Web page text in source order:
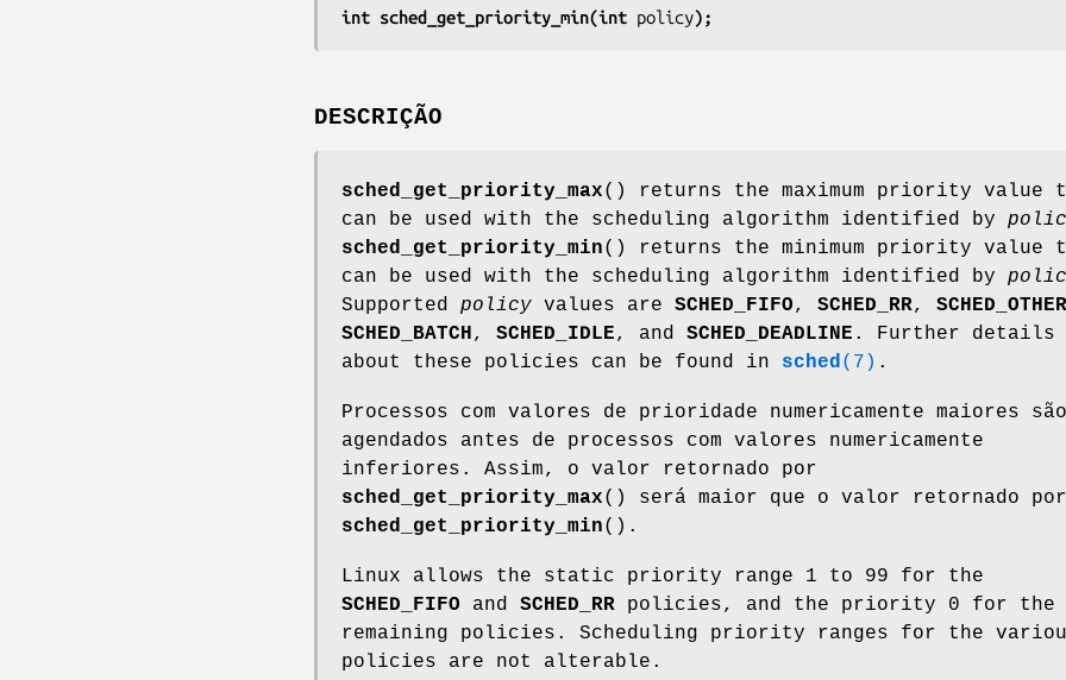
int sched_get_priority_min(int policy);
DESCRIÇÃO
sched_get_priority_max() returns the maximum priority value
can be used with the scheduling algorithm identified by
sched_get_priority_min() returns the minimum priority value
can be used with the scheduling algorithm identified by
Supported policy values are SCHED_FIFO, SCHED_RR, SCHED_OTHER
SCHED_BATCH, SCHED_IDLE, and SCHED_DEADLINE . Further details
about these policies can be found in sched(7) .
Processos com valores de prioridade numericamente maiores são
agendados antes de processos com valores numericamente
inferiores. Assim, o valor retornado por
sched_get_priority_max() será maior que o valor retornado por
sched_get_priority_min().
Linux allows the static priority range 1 to 99 for the
SCHED_FIFO and SCHED_RR policies, and the priority 0 for the
remaining policies. Scheduling priority ranges for the
policies are not alterable.